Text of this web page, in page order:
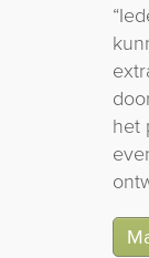
het